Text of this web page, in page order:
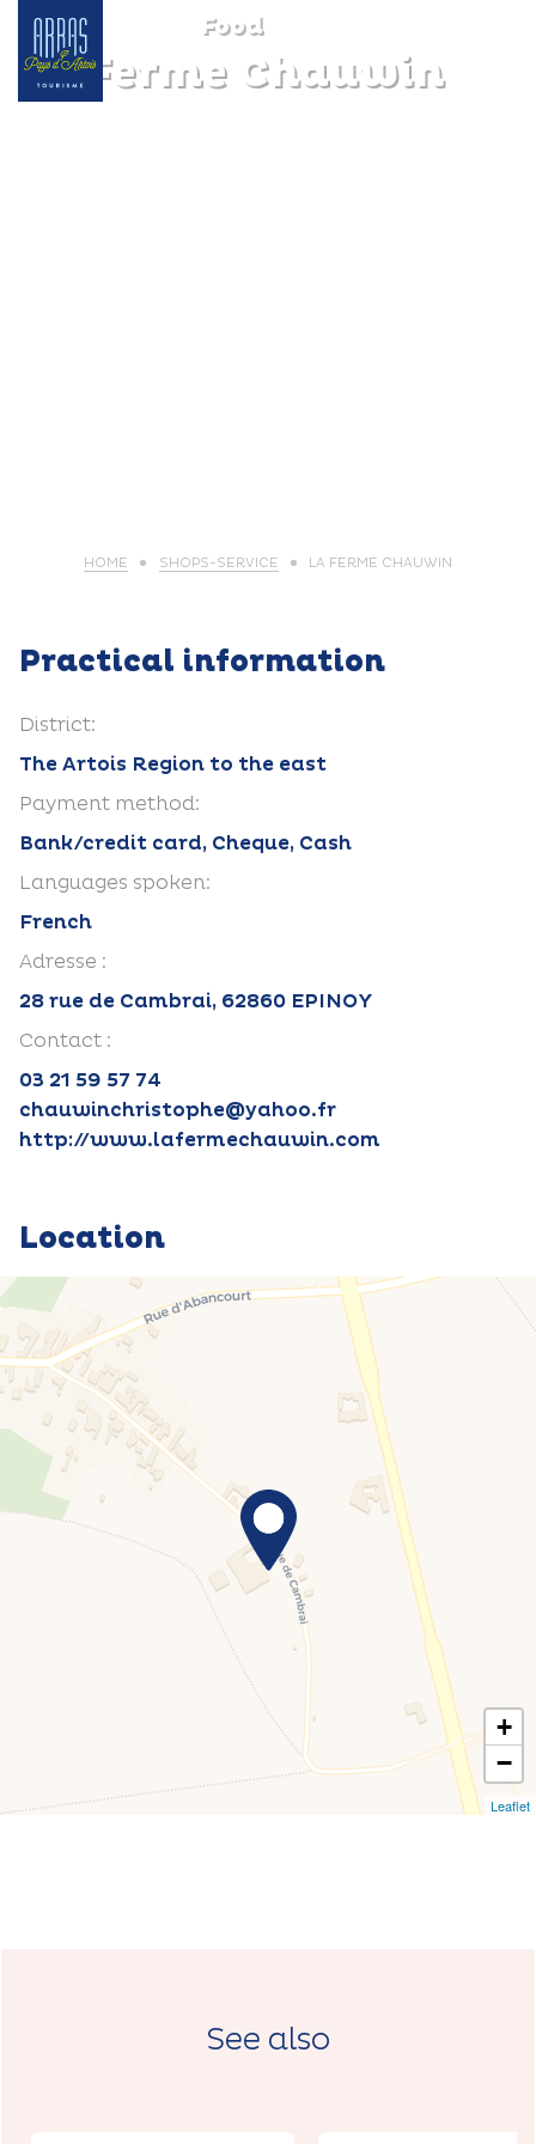
Food
La Ferme Chauwin
HOME SHOPS-SERVICE LA FERME CHAUWIN
Practical information
District:
The Artois Region to the east
Payment method:
Bank/credit card, Cheque, Cash
Languages spoken:
French
Adresse :
28 rue de Cambrai, 62860 EPINOY
Contact :
03 21 59 57 74
chauwinchristophe@yahoo.fr
http://www.lafermechauwin.com
Location
+
−
Leaflet
See also